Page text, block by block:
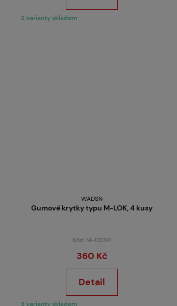
2 varianty skladem
WADSN
Gumové krytky typu M-LOK, 4 kusy
Kód: M-101341
360 Kč
Detail
3 varianty skladem